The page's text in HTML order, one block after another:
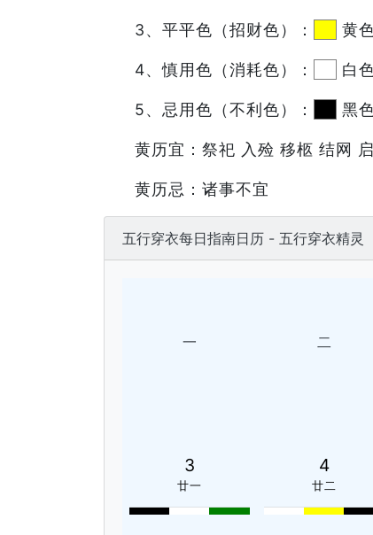
3、平平色（招财色）： 黄
4、慎用色（消耗色）： 白
5、忌用色（不利色）： 黑
黄历宜：祭祀 入殓 移柩 结网
黄历忌：诸事不宜
五行穿衣每日指南日历 - 五行穿衣精灵
一 二
3
廿一
4
廿二